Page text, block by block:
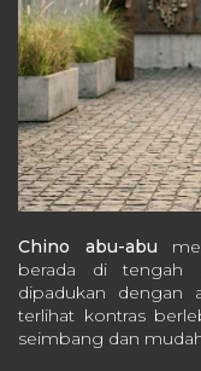
Chino abu-abu
berada di tengah
dipadukan dengan
terlihat kontras
seimbang dan